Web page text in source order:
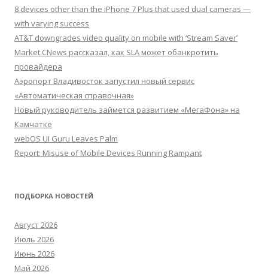
8 devices other than the iPhone 7 Plus that used dual cameras —
with varying success
AT&T downgrades video quality on mobile with ‘Stream Saver’
Market.CNews рассказал, как SLA может обанкротить
провайдера
Аэропорт Владивосток запустил новый сервис
«Автоматическая справочная»
Новый руководитель займется развитием «МегаФона» на
Камчатке
webOS UI Guru Leaves Palm
Report: Misuse of Mobile Devices Running Rampant
ПОДБОРКА НОВОСТЕЙ
Август 2026
Июль 2026
Июнь 2026
Май 2026